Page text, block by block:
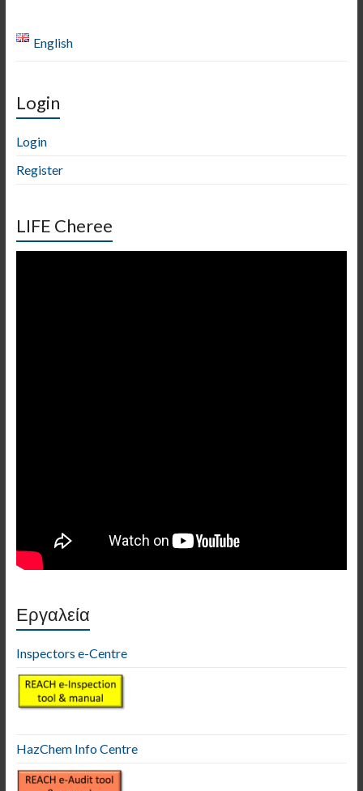
English
Login
Login
Register
LIFE Cheree
Εργαλεία
Inspectors e-Centre
HazChem Info Centre